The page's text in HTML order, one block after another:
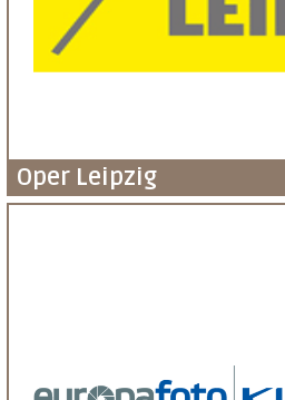
Oper Leipzig